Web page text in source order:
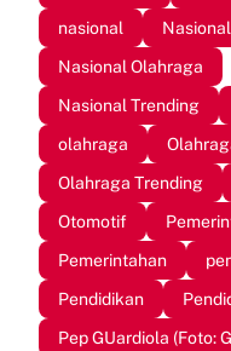
nasional
Nasional
Nasional Olahraga
Nasional Trending
olahraga
Olahraga Trending
Otomotif
Pemerintahan
Pendidikan
Pep GUardiola (Foto: